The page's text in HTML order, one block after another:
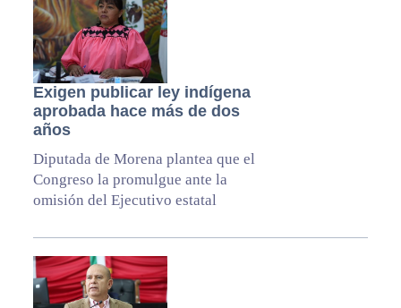
Exigen publicar ley indígena
aprobada hace más de dos
años
Diputada de Morena plantea que el
Congreso la promulgue ante la
omisión del Ejecutivo estatal